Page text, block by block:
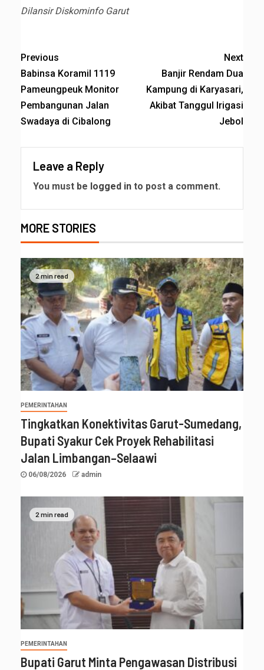
Dilansir Diskominfo Garut
Previous
Babinsa Koramil 1119
Pameungpeuk Monitor
Pembangunan Jalan
Swadaya di Cibalong
Next
Banjir Rendam Dua
Kampung di Karyasari,
Akibat Tanggul Irigasi
Jebol
Leave a Reply
You must be logged in to post a comment.
MORE STORIES
2 min read
PEMERINTAHAN
Tingkatkan Konektivitas Garut-Sumedang,
Bupati Syakur Cek Proyek Rehabilitasi
Jalan Limbangan–Selaawi
06/08/2026 admin
2 min read
PEMERINTAHAN
Bupati Garut Minta Pengawasan Distribusi